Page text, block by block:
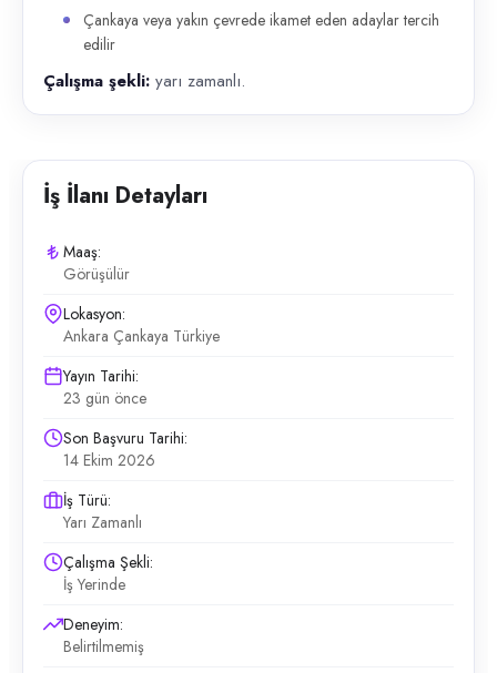
Çankaya veya yakın çevrede ikamet eden adaylar tercih
edilir
Çalışma şekli: yarı zamanlı.
İş İlanı Detayları
Maaş:
Görüşülür
Lokasyon:
Ankara Çankaya Türkiye
Yayın Tarihi:
23 gün önce
Son Başvuru Tarihi:
14 Ekim 2026
İş Türü:
Yarı Zamanlı
Çalışma Şekli:
İş Yerinde
Deneyim:
Belirtilmemiş